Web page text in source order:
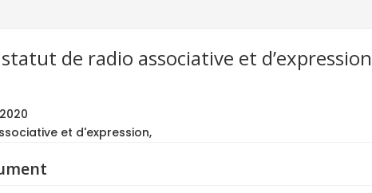
de radio associative et
et d'expression,